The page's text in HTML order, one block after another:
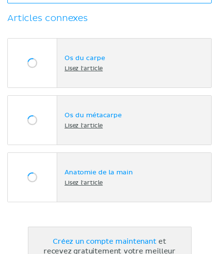
Articles connexes
Os du carpe
Lisez l'article
Os du métacarpe
Lisez l'article
Anatomie de la main
Lisez l'article
Créez un compte maintenantet
recevez gratuitement votre meilleur